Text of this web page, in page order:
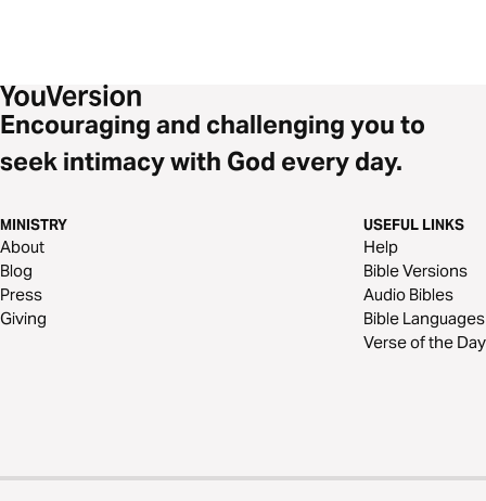
Encouraging and challenging you to
seek intimacy with God every day.
MINISTRY
About
Blog
Press
Giving
USEFUL LINKS
Help
Bible Versions
Audio Bibles
Bible Languages
Verse of the Day